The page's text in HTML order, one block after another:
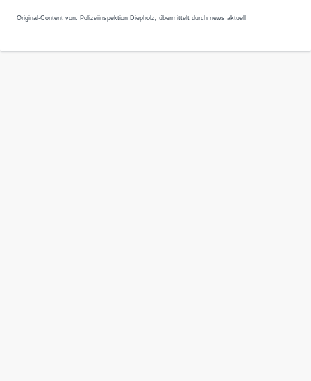
Original-Content von: Polizeiinspektion Diepholz, übermittelt durch news aktuell